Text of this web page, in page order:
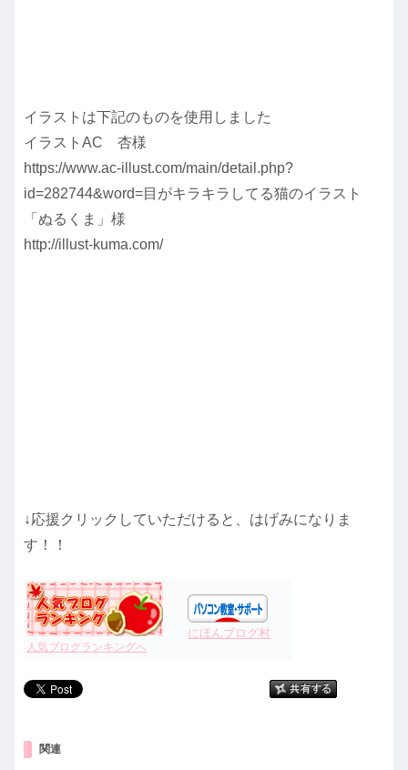
イラストは下記のものを使用しました
イラストAC 杏様
https://www.ac-illust.com/main/detail.php?
id=282744&word=目がキラキラしてる猫のイラスト
「ぬるくま」様
http://illust-kuma.com/
↓応援クリックしていただけると、はげみになりま
す！！
人気ブログランキングへ
にほんブログ村
関連